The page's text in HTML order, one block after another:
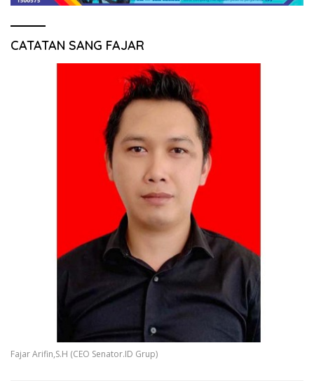
CATATAN SANG FAJAR
Fajar Arifin,S.H (CEO Senator.ID Grup)